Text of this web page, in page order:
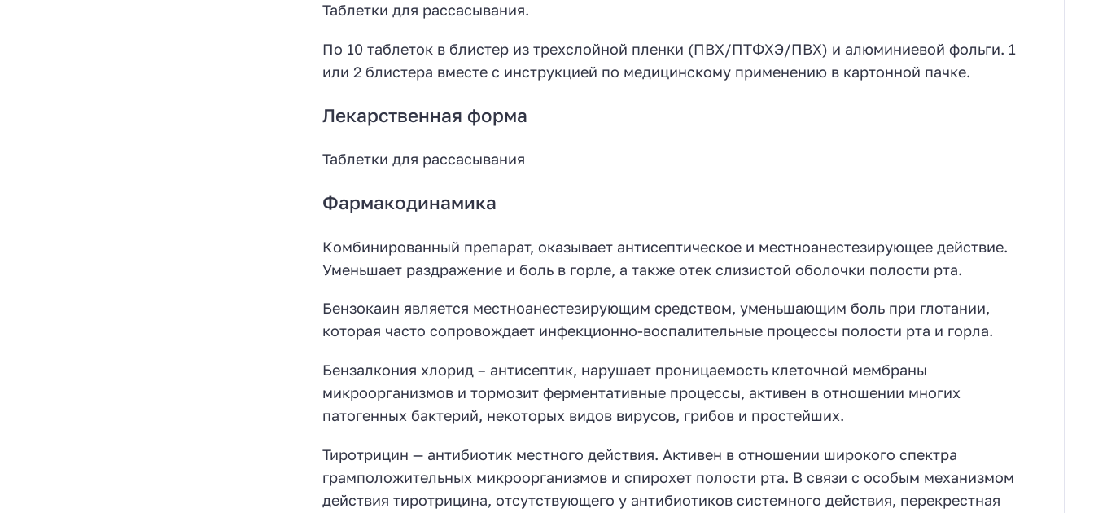
Таблетки для рассасывания.
По 10 таблеток в блистер из трехслойной пленки (ПВХ/ПТФХЭ/ПВХ) и алюминиевой фольги. 1
или 2 блистера вместе с инструкцией по медицинскому применению в картонной пачке.
Лекарственная форма
Таблетки для рассасывания
Фармакодинамика
Комбинированный препарат, оказывает антисептическое и местноанестезирующее действие.
Уменьшает раздражение и боль в горле, а также отек слизистой оболочки полости рта.
Бензокаин является местноанестезирующим средством, уменьшающим боль при глотании,
которая часто сопровождает инфекционно-воспалительные процессы полости рта и горла.
Бензалкония хлорид – антисептик, нарушает проницаемость клеточной мембраны
микроорганизмов и тормозит ферментативные процессы, активен в отношении многих
патогенных бактерий, некоторых видов вирусов, грибов и простейших.
Тиротрицин — антибиотик местного действия. Активен в отношении широкого спектра
грамположительных микроорганизмов и спирохет полости рта. В связи с особым механизмом
действия тиротрицина, отсутствующего у антибиотиков системного действия, перекрестная